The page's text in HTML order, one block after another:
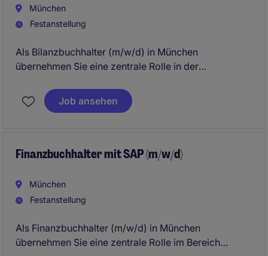
München
Festanstellung
Als Bilanzbuchhalter (m/w/d) in München
übernehmen Sie eine zentrale Rolle in der
Erstellung von Abschlüssen sowie zur Optimierung
interner Prozesse bei. Ihre Arbeit leistet einen
Business Services.
Job ansehen
Finanzbuchhalter mit SAP (m/w/d)
München
Festanstellung
Als Finanzbuchhalter (m/w/d) in München
übernehmen Sie eine zentrale Rolle im Bereich